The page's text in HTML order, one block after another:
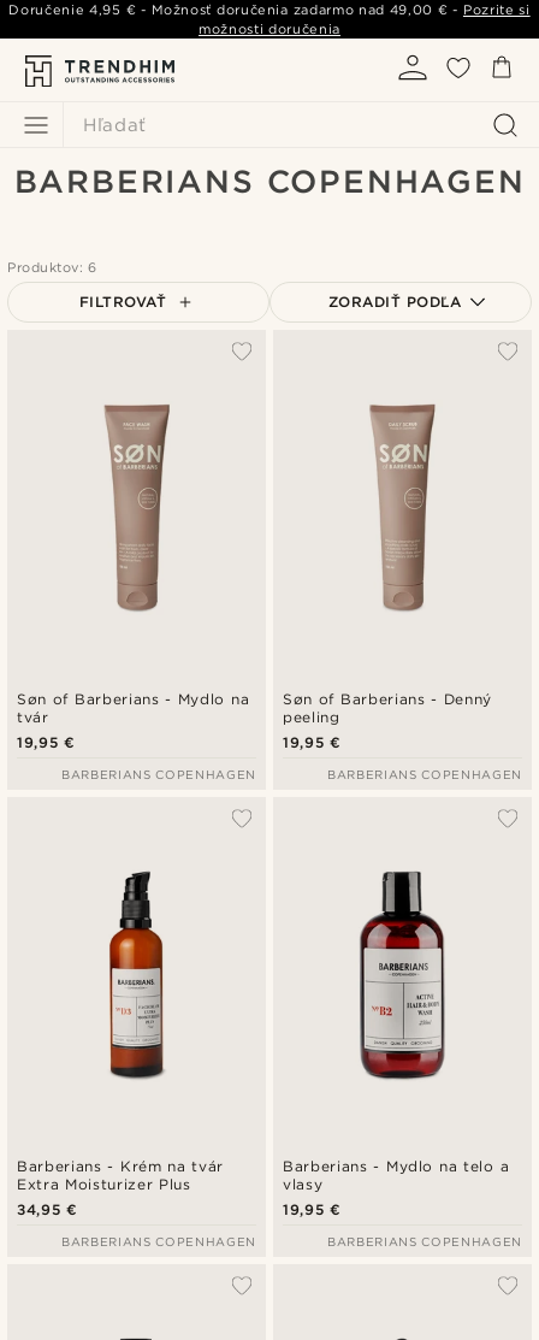
Hľadať
Doručenie4,95 € - Možnosť doručenia zadarmo nad 49,00 € - Pozrite si
možnosti doručenia
BARBERIANS COPENHAGEN
Produktov: 6
FILTROVAŤ ZORADIŤ PODĽA
Najlacnejšie
Søn of Barberians - Mydlo na
tvár
19,95 €
BARBERIANS COPENHAGEN
Søn of Barberians - Denný
peeling
19,95 €
BARBERIANS COPENHAGEN
Barberians - Krém na tvár
Extra Moisturizer Plus
34,95 €
BARBERIANS COPENHAGEN
Barberians - Mydlo na telo a
vlasy
19,95 €
BARBERIANS COPENHAGEN